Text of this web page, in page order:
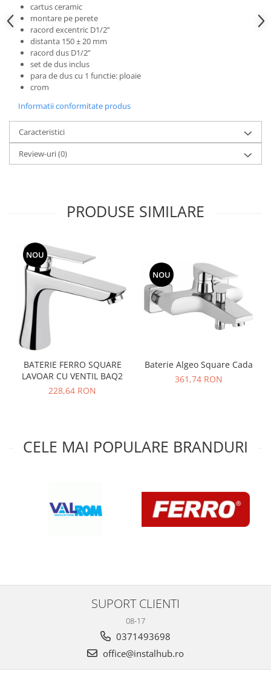
cartus ceramic
montare pe perete
racord excentric D1/2”
distanta 150 ± 20 mm
racord dus D1/2”
set de dus inclus
para de dus cu 1 functie: ploaie
crom
Informatii conformitate produs
Caracteristici
Review-uri(0)
PRODUSE SIMILARE
NOU
BATERIE FERRO SQUARE
LAVOAR CU VENTIL BAQ2
228,64 RON
NOU
Baterie Algeo Square Cada
361,74 RON
CELE MAI POPULARE BRANDURI
SUPORT CLIENTI
08-17
0371493698
office@instalhub.ro